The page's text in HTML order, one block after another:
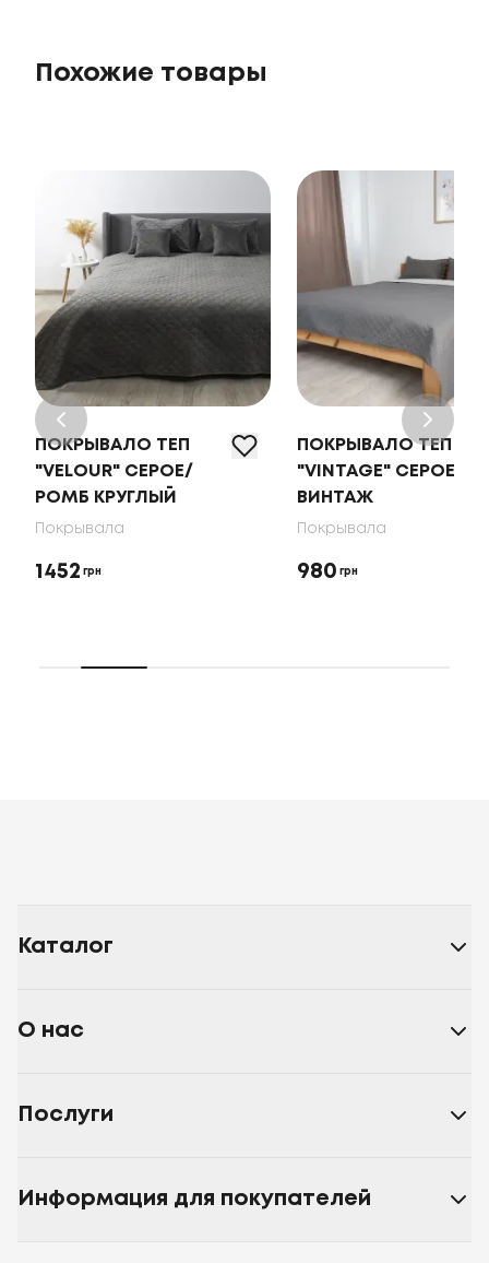
Похожие товары
ПОКРЫВАЛО ТЕП
"VELOUR" СЕРОЕ/
РОМБ КРУГЛЫЙ
Покрывала
1452 грн
ПОКРЫВАЛО ТЕП
"VINTAGE" СЕРОЕ/
ВИНТАЖ
Покрывала
980 грн
Каталог
О нас
Послуги
Информация для покупателей